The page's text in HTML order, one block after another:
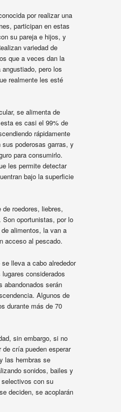
por realizar una
participan en estas
su pareja e hijos, y
variedad de
que a veces dan la
pero los
realmente les esté
se alimenta de
es casi el 99% de
rápidamente
poderosas garras, y
para consumirlo.
les permite detectar
bajo la superficie
roedores, liebres,
oportunistas, por lo
alimentos, la van a
acceso al pescado.
lleva a cabo alrededor
considerados
serán
Algunos de
durante más de 70
sin embargo, si no
de cría pueden esperar
las hembras se
sonidos, bailes y
con su
deciden, se acoplarán